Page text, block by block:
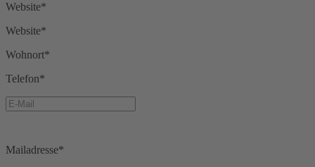
Website*
Website*
Wohnort*
Telefon*
Mailadresse*